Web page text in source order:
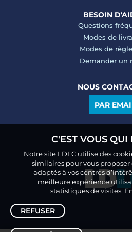
BESOIN
Questions
Modes de
Modes de
Demander un
NOUS
PAR
C'EST VOUS QUI
Notre site LDLC utilise des
similaires pour vous proposer
adaptés à vos centres
meilleure expérience
statistiques de visites.
REFUSER